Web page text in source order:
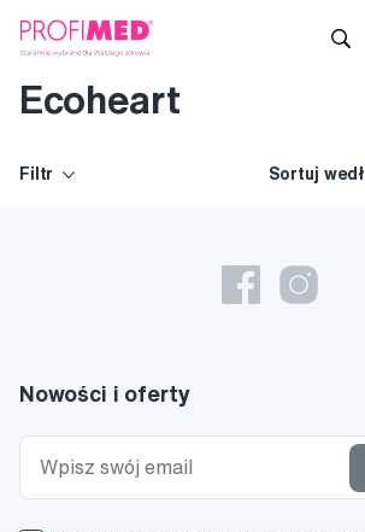
Ecoheart
Filtr Sortuj
Nowości i oferty